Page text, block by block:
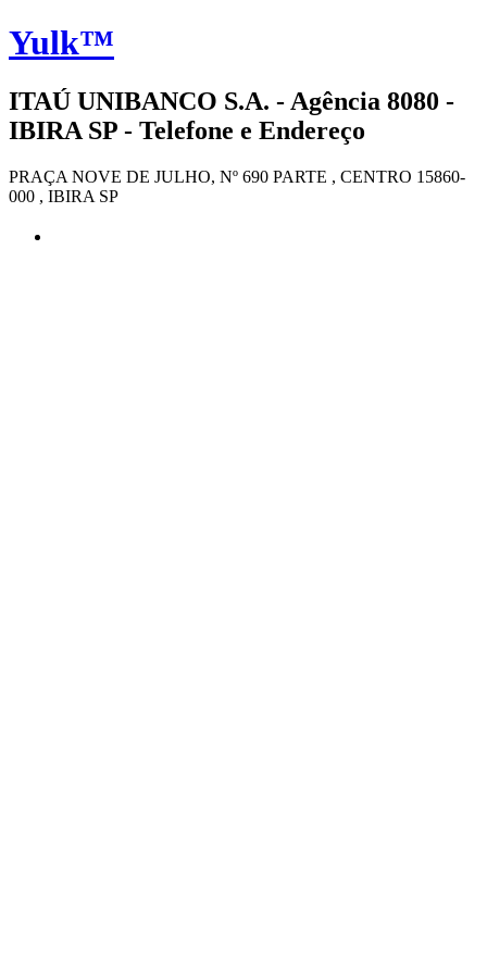
Yulk™
ITAÚ UNIBANCO S.A. - Agência 8080 -
IBIRA SP - Telefone e Endereço
PRAÇA NOVE DE JULHO, Nº 690 PARTE , CENTRO 15860-
000 , IBIRA SP